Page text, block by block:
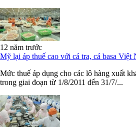
12 năm trước
Mỹ lại áp thuế cao với cá tra, cá basa Việt
Mức thuế áp dụng cho các lô hàng xuất
trong giai đoạn từ 1/8/2011 đến 31/7/...